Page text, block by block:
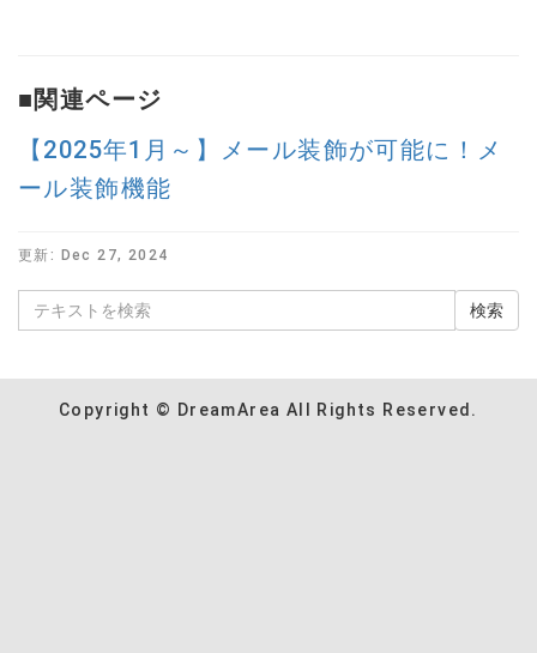
■関連ページ
【2025年1月～】メール装飾が可能に！メ
ール装飾機能
更新: Dec 27, 2024
Copyright © DreamArea All Rights Reserved.